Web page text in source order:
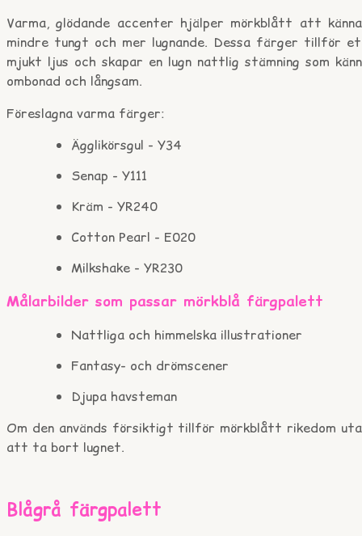
Varma, glödande accenter hjälper mörkblått att
mindre tungt och mer lugnande. Dessa färger tillför
mjukt ljus och skapar en lugn nattlig stämning som
ombonad och långsam.
Föreslagna varma färger:
Ägglikörsgul - Y34
Senap - Y111
Kräm - YR240
Cotton Pearl - E020
Milkshake - YR230
Målarbilder som passar mörkblå färgpalett
Nattliga och himmelska illustrationer
Fantasy- och drömscener
Djupa havsteman
Om den används försiktigt tillför mörkblått rikedom
att ta bort lugnet.
Blågrå färgpalett